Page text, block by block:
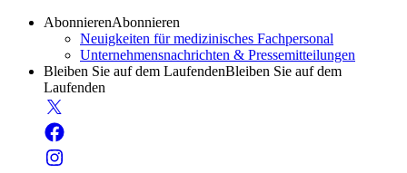
AbonnierenAbonnieren
Neuigkeiten für medizinisches Fachpersonal
Unternehmensnachrichten & Pressemitteilungen
Bleiben Sie auf dem LaufendenBleiben Sie auf dem
Laufenden